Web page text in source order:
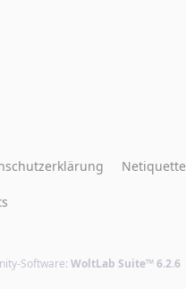
Netiquette
Software: WoltLab Suite™ 6.2.6